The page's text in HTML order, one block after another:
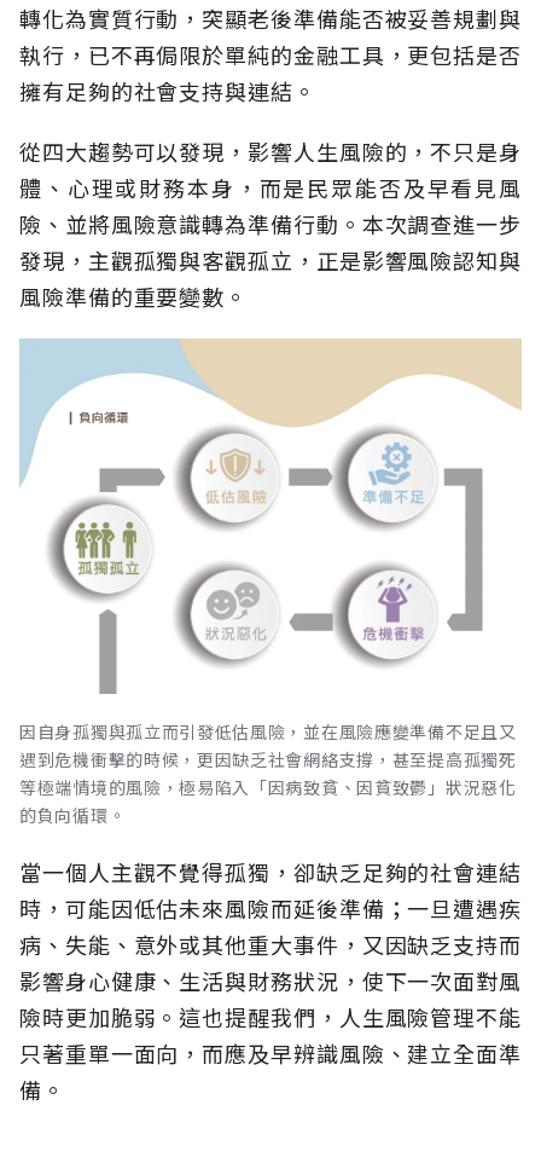
轉化為實質行動，突顯老後準備能否被妥善規劃與
執行，已不再侷限於單純的金融工具，更包括是否
擁有足夠的社會支持與連結。
從四大趨勢可以發現，影響人生風險的，不只是身
體、心理或財務本身，而是民眾能否及早看見風
險、並將風險意識轉為準備行動。本次調查進一步
發現，主觀孤獨與客觀孤立，正是影響風險認知與
風險準備的重要變數。
因自身孤獨與孤立而引發低估風險，並在風險應變準備不足且又
遇到危機衝擊的時候，更因缺乏社會網絡支撐，甚至提高孤獨死
等極端情境的風險，極易陷入「因病致貧、因貧致鬱」狀況惡化
的負向循環。
當一個人主觀不覺得孤獨，卻缺乏足夠的社會連結
時，可能因低估未來風險而延後準備；一旦遭遇疾
病、失能、意外或其他重大事件，又因缺乏支持而
影響身心健康、生活與財務狀況，使下一次面對風
險時更加脆弱。這也提醒我們，人生風險管理不能
只著重單一面向，而應及早辨識風險、建立全面準
備。